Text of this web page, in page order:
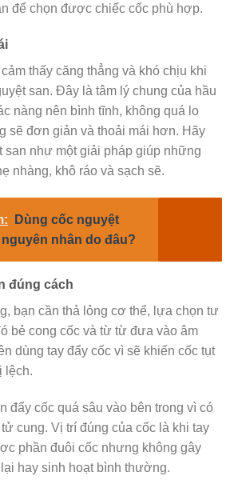
để chọn được chiếc cốc phù hợp.
thấy căng thẳng và khó chịu khi
san. Đây là tâm lý chung của hầu
nàng nên bình tĩnh, không quá lo
sẽ đơn giản và thoải mái hơn. Hãy
san như một giải pháp giúp những
nhàng, khô ráo và sạch sẽ.
Dùng cốc nguyệt
nhân do đâu?
đúng cách
bạn cần thả lỏng cơ thể, lựa chọn tư
bẻ cong cốc và từ từ đưa vào âm
dùng tay đẩy cốc vì sẽ khiến cốc tụt
lệch.
đẩy cốc quá sâu vào bên trong vì có
cung. Vị trí đúng của cốc là khi tay
phần đuôi cốc nhưng không gây
hay sinh hoạt bình thường.